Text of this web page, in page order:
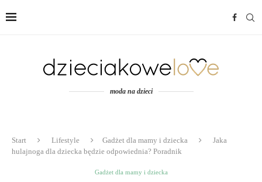
moda na dzieci
Start Lifestyle Gadżet dla mamy i dziecka
Jaka
hulajnoga dla dziecka będzie odpowiednia? Poradnik
Gadżet dla mamy i dziecka